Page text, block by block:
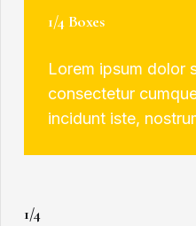
1/4 Boxes
Lorem ipsum dolor
consectetur
incidunt iste,
1/4